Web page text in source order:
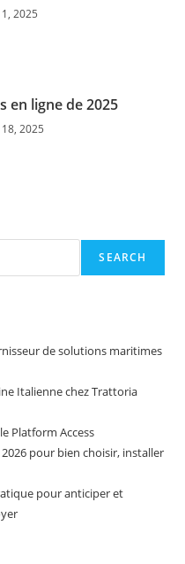
2025
en ligne de 2025
2025
SEARCH
de solutions maritimes
Italienne chez Trattoria
Platform Access
pour bien choisir, installer
pour anticiper et